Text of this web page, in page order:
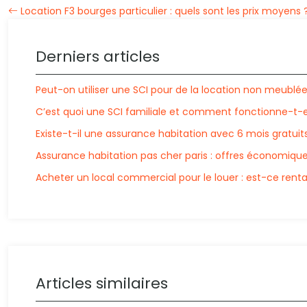
Location F3 bourges particulier : quels sont les prix moyens
Derniers articles
Peut-on utiliser une SCI pour de la location non
C’est quoi une SCI familiale et comment fonctionne-t-
Existe-t-il une assurance habitation avec 6 mois
Assurance habitation pas cher paris : offres
Acheter un local commercial pour le louer : est-ce
Articles similaires